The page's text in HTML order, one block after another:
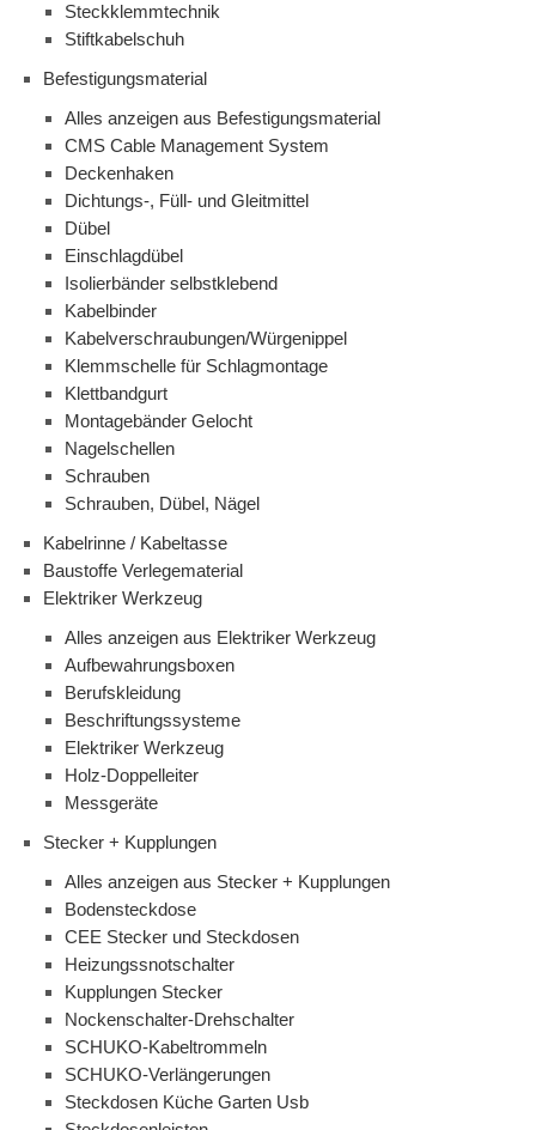
Steckklemmtechnik
Stiftkabelschuh
Befestigungsmaterial
Alles anzeigen aus Befestigungsmaterial
CMS Cable Management System
Deckenhaken
Dichtungs-, Füll- und Gleitmittel
Dübel
Einschlagdübel
Isolierbänder selbstklebend
Kabelbinder
Kabelverschraubungen/Würgenippel
Klemmschelle für Schlagmontage
Klettbandgurt
Montagebänder Gelocht
Nagelschellen
Schrauben
Schrauben, Dübel, Nägel
Kabelrinne / Kabeltasse
Baustoffe Verlegematerial
Elektriker Werkzeug
Alles anzeigen aus Elektriker Werkzeug
Aufbewahrungsboxen
Berufskleidung
Beschriftungssysteme
Elektriker Werkzeug
Holz-Doppelleiter
Messgeräte
Stecker + Kupplungen
Alles anzeigen aus Stecker + Kupplungen
Bodensteckdose
CEE Stecker und Steckdosen
Heizungssnotschalter
Kupplungen Stecker
Nockenschalter-Drehschalter
SCHUKO-Kabeltrommeln
SCHUKO-Verlängerungen
Steckdosen Küche Garten Usb